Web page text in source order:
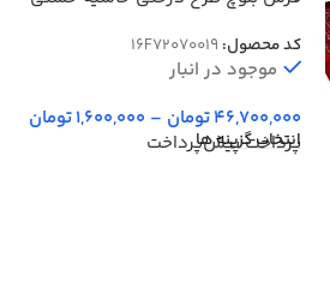
کد محصول: 16F72070019
موجود در انبار
46,700,000تومان –
1,600,000تومان
انتخاب گزینه ها
پرداخت پیش‌پرداخت